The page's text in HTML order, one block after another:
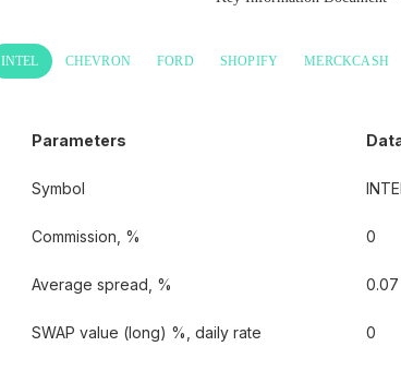
INTEL CHEVRON FORD SHOPIFY MERCKCASH
Symbol
Commission, %
Parameters
0
Average spread, % 0.07
SWAP value (long) %, daily rate 0